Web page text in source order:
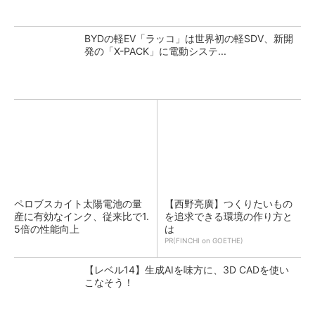
BYDの軽EV「ラッコ」は世界初の軽SDV、新開
発の「X-PACK」に電動システ...
ペロブスカイト太陽電池の量
産に有効なインク、従来比で1.
5倍の性能向上
【西野亮廣】つくりたいもの
を追求できる環境の作り方と
は
PR(FINCHI on GOETHE)
【レベル14】生成AIを味方に、3D CADを使い
こなそう！